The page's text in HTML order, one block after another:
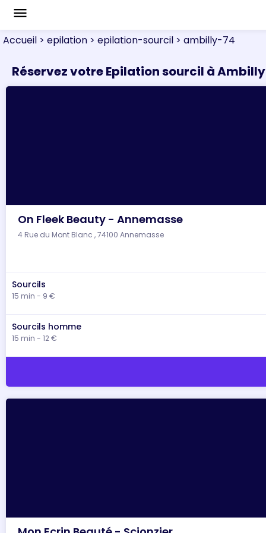
menu
Accueil > epilation > epilation-sourcil > ambilly-74
Réservez votre Epilation sourcil à Ambilly
On Fleek Beauty - Annemasse
4 Rue du Mont Blanc , 74100 Annemasse
Sourcils
15 min - 9 €
Sourcils homme
15 min - 12 €